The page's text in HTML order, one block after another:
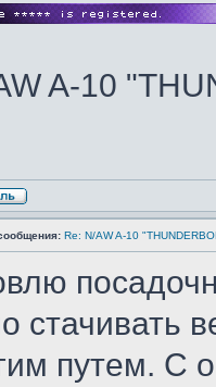
Re: N/AW A-10
стачивать
путем. С